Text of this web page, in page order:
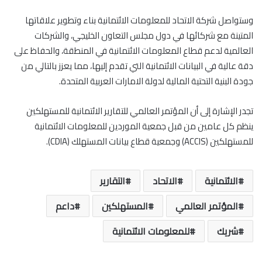
وستواصل شركة الاتحاد للمعلومات الائتمانية بناء وتطوير علاقاتها
المتينة مع شركائها في دول مجلس التعاون الخليجي، والشركات
العالمية لدعم قطاع المعلومات الائتمانية في المنطقة، والحفاظ على
دقة عالية في البيانات الائتمانية التي تقدم إليها، مما يعزز بالتالي من
جودة البنية التحتية المالية لدولة الامارات العربية المتحدة.
تجدر الإشارة إلى أن المؤتمر العالمي للتقارير الائتمانية للمستهلكين
ينظم كل عامين من قبل جمعية الموردين للمعلومات الائتمانية
للمستهلكين (ACCIS) وجمعية قطاع بيانات المستهلك (CDIA).
الائتمانية الاتحاد
التقارير
المؤتمر العالمي
المستهلكين
داعم
شريك
للمعلومات الائتمانية